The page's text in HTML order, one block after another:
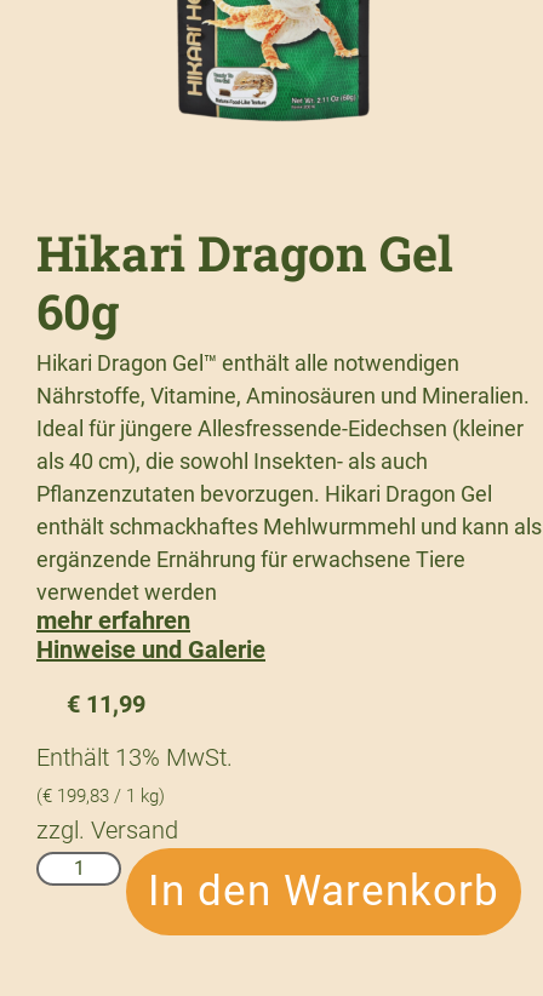
Hikari Dragon Gel
60g
Hikari Dragon Gel™ enthält alle notwendigen
Nährstoffe, Vitamine, Aminosäuren und Mineralien.
Ideal für jüngere Allesfressende-Eidechsen (kleiner
als 40 cm), die sowohl Insekten- als auch
Pflanzenzutaten bevorzugen. Hikari Dragon Gel
enthält schmackhaftes Mehlwurmmehl und kann als
ergänzende Ernährung für erwachsene Tiere
verwendet werden
mehr erfahren
Hinweise und Galerie
€ 11,99
Enthält 13% MwSt.
(€ 199,83 / 1 kg)
zzgl. Versand
In den Warenkorb